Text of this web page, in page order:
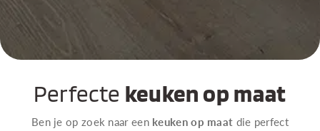
Perfecte keuken op maat
Ben je op zoek naar een keuken op maat die perfect